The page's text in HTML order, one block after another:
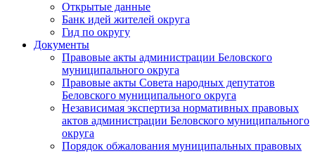
Открытые данные
Банк идей жителей округа
Гид по округу
Документы
Правовые акты администрации Беловского
муниципального округа
Правовые акты Совета народных депутатов
Беловского муниципального округа
Независимая экспертиза нормативных правовых
актов администрации Беловского муниципального
округа
Порядок обжалования муниципальных правовых